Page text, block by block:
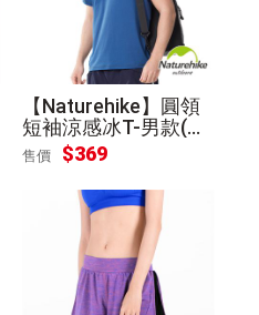
【Naturehike】圓領
短袖涼感冰T-男款(深
海藍XL)
售價 $369